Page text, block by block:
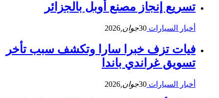
تسريع إنجاز مصنع أوبل بالجزائر
أخبار السيارات 30جوان, 2026
فيات تزف خبرا سارا وتكشف سبب تأخر
تسويق غراندي باندا
أخبار السيارات 30جوان, 2026